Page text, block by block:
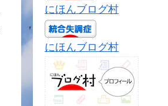
にほんブログ村
にほんブログ村